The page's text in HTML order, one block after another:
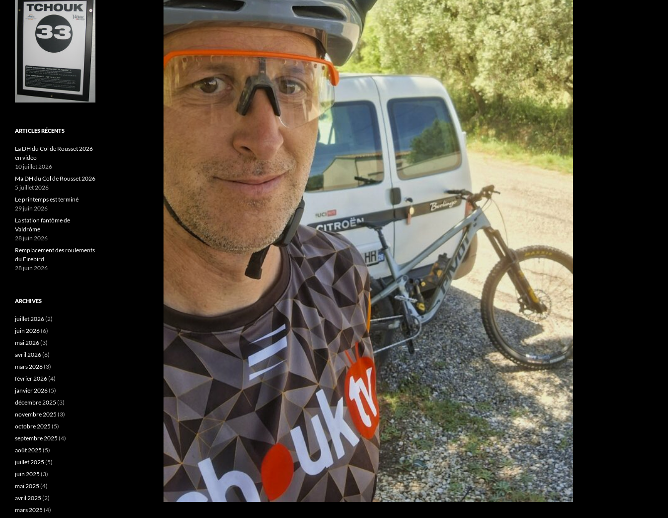
ARTICLES RÉCENTS
La DH du Col de Rousset 2026
en vidéo
10 juillet 2026
Ma DH du Col de Rousset 2026
5 juillet 2026
Le printemps est terminé
29 juin 2026
La station fantôme de
Valdrôme
28 juin 2026
Remplacement des roulements
du Firebird
28 juin 2026
ARCHIVES
juillet 2026(2)
juin 2026(6)
mai 2026(3)
avril 2026(6)
mars 2026(3)
février 2026(4)
janvier 2026(5)
décembre 2025 (3)
novembre 2025 (3)
octobre 2025 (5)
septembre 2025 (4)
août 2025 (5)
juillet 2025 (5)
juin 2025 (3)
mai 2025 (4)
avril 2025 (2)
mars 2025 (4)